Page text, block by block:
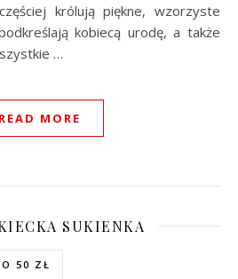
królują piękne, wzorzyste
kobiecą urodę, a także
…
READ MORE
SUKIENKA
50 ZŁ